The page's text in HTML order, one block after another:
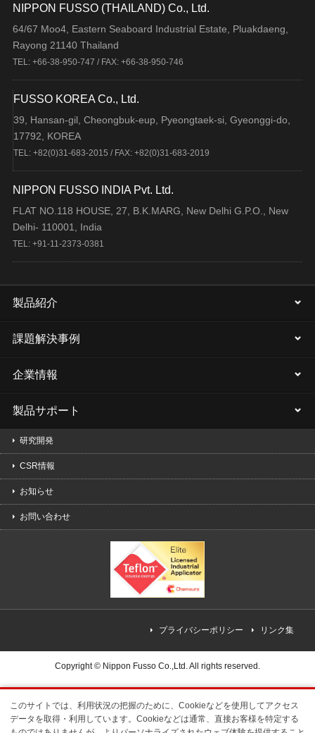
NIPPON FUSSO (THAILAND) Co., Ltd.
64/67 Moo4, Eastern Seaboard Industrial Estate, Pluakdaeng,
Rayong 21140 Thailand
TEL: +66-38-950-747 / FAX: +66-38-950-746
FUSSO KOREA Co., Ltd.
39, Hansan-gil, Cheongbuk-eup, Pyeongtaek-si, Gyeonggi-do,
17792, KOREA
TEL: +82(0)31-683-2015 / FAX: +82(0)31-683-2019
NIPPON FUSSO INDIA Pvt. Ltd.
FLAT NO.118 HOUSE, 27, B.K.MARG, New Delhi G.P.O., New
Delhi- 110001, India
TEL: +91-11-2373-0381
製品紹介
課題解決事例
企業情報
製品サポート
研究開発
CSR情報
お知らせ
お問い合わせ
プライバシーポリシー リンク集
Copyright © Nippon Fusso Co.,Ltd. All rights reserved.
このサイトでは、利用状況の把握のために、Cookieなどを使用してアクセス
データを取得・利用しています。Cookieなどは通常、直接お客様を特定する